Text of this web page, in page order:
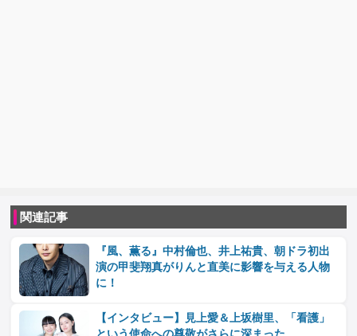
関連記事
『風、薫る』中村倫也、井上祐貴、朝ドラ初出
演の甲斐翔真がりんと直美に影響を与える人物
に！
【インタビュー】見上愛＆上坂樹里、「看護」